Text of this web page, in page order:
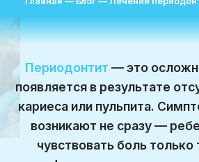
Периодонтит — это
появляется в результате
кариеса или пульпита.
возникают не сразу —
чувствовать боль только